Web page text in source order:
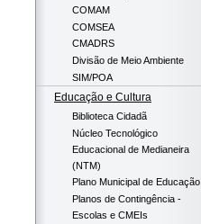
COMAM
COMSEA
CMADRS
Divisão de Meio Ambiente
SIM/POA
Educação e Cultura
Biblioteca Cidadã
Núcleo Tecnológico
Educacional de Medianeira
(NTM)
Plano Municipal de Educação
Planos de Contingência -
Escolas e CMEIs